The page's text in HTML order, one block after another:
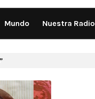
Mundo Nuestra Radio